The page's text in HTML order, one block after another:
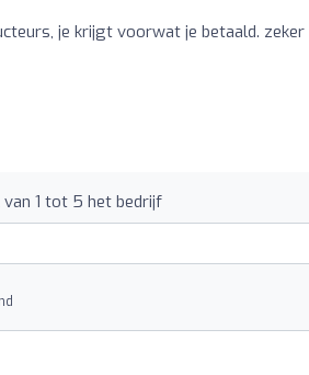
je krijgt voorwat je betaald. zeker
van 1 tot 5 het bedrijf